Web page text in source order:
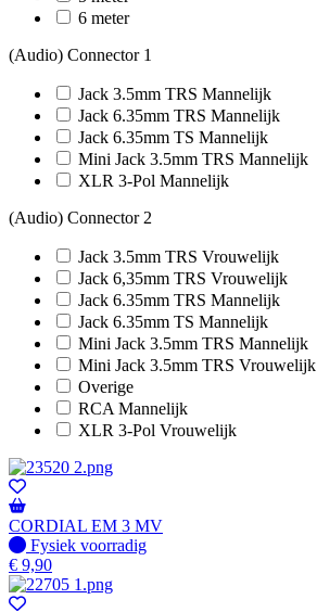
6 meter
(Audio) Connector 1
Jack 3.5mm TRS Mannelijk
Jack 6.35mm TRS Mannelijk
Jack 6.35mm TS Mannelijk
Mini Jack 3.5mm TRS Mannelijk
XLR 3-Pol Mannelijk
(Audio) Connector 2
Jack 3.5mm TRS Vrouwelijk
Jack 6,35mm TRS Vrouwelijk
Jack 6.35mm TRS Mannelijk
Jack 6.35mm TS Mannelijk
Mini Jack 3.5mm TRS Mannelijk
Mini Jack 3.5mm TRS Vrouwelijk
Overige
RCA Mannelijk
XLR 3-Pol Vrouwelijk
CORDIAL EM 3 MV
Fysiek voorradig
Fysiek voorradig
€ 9,90